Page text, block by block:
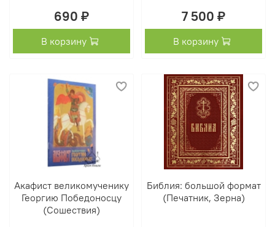
690 ₽
В корзину
7 500 ₽
В корзину
Акафист великомученику
Георгию Победоносцу
(Сошествия)
Библия: большой формат
(Печатник, Зерна)